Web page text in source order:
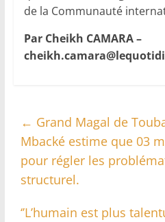
de la Communauté
Par Cheikh CAMARA –
← Grand Magal de
Mbacké estime que 03
pour régler les
structurel.
‘’L’humain est plus